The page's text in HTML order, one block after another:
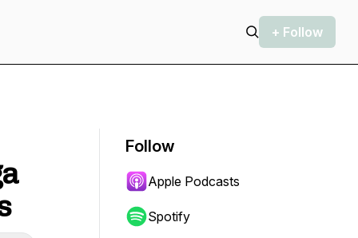
+ Follow
Follow
Apple Podcasts
Spotify